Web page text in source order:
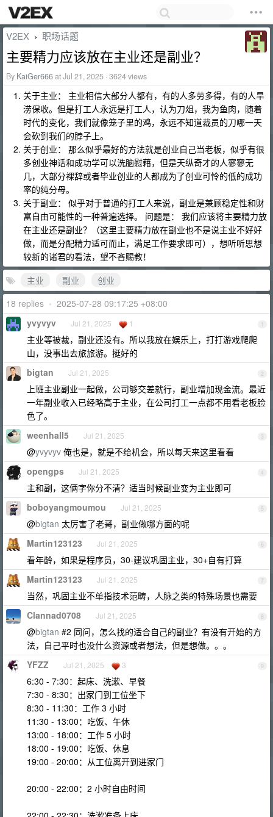
V2EX › 职场话题
主要精力应该放在主业还是副业？
By KaiGer666at Jul 21, 2025 · 3624 views
关于主业： 主业相信大部分人都有，有的人多劳多得，有的人旱
涝保收。但是打工人永远是打工人，认为刀俎，我为鱼肉，随着
时代的变化，我们就像笼子里的鸡，永远不知道裁员的刀哪一天
会砍到我们的脖子上。
关于创业： 那么似乎最好的方法就是创业自己当老板，似乎有很
多创业神话和成功学可以洗脑慰藉，但是天纵奇才的人寥寥无
几，大部分裸辞或者毕业创业的人都成为了创业可怜的低的成功
率的纯分母。
关于副业： 似乎对于普通的打工人来说，副业是兼顾稳定性和财
富自由可能性的一种普遍选择。 问题是： 我们应该将主要精力放
在主业还是副业？（这里主要精力放在副业也不是说主业不好好
做，而是分配精力适可而止，满足工作要求即可），想听听思想
较新的诸君的看法，望不吝赐教！
主业
副业
创业
18 replies • 2025-07-28 09:17:25 +08:00
1
yvyvyv Jul 21, 2025 1
主业等被裁，副业还没有。所以我放在娱乐上，打打游戏爬爬
山，没事出去旅旅游。挺好的
2
bigtan Jul 21, 2025
上班主业副业一起做，公司够交差就行，副业增加现金流。最近
一年副业收入已经略高于主业，在公司打工一点都不用看老板脸
色了。
3
weenhall5 Jul 21, 2025
@yvyvyv 俺也是，就是不给机会，所以每天来这里看看
4
opengps Jul 21, 2025
主和副，这俩字你分不清？适当时候副业变为主业即可
5
boboyangmoumou Jul 21, 2025
@bigtan 太厉害了老哥，副业做哪方面的呢
6
Martin123123 Jul 21, 2025
看年龄，如果是程序员，30-建议巩固主业，30+自有打算
7
Martin123123 Jul 21, 2025
当然，巩固主业不单指技术范畴，人脉之类的特殊场景也需要
8
Clannad0708 Jul 21, 2025
@bigtan #2 同问，怎么找的适合自己的副业？有没有开始的方
法，自己平时也没什么资源或者想法，但是想做。。。
9
YFZZ Jul 21, 2025 3
6:30 - 7:30：起床、洗漱、早餐
7:30 - 8:30：出家门到工位坐下
8:30 - 11:30：工作 3 小时
11:30 - 13:00：吃饭、午休
13:00 - 18:00：工作 5 小时
18:00 - 19:00：吃饭、休息
19:00 - 20:00：从工位离开到进家门
20:00 - 22:00：2 小时自由时间